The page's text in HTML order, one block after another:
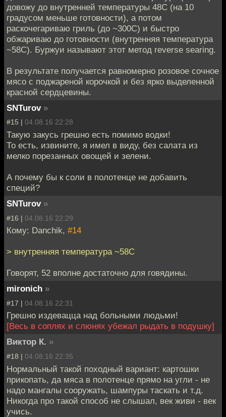
довожу до внутренней температуры 48C (на 10
градусом меньше готовности), а потом
раскочегариваю гриль (до ~300C) и быстро
обжариваю до готовности (внутренняя температура
~58C). Буржуи называют этот метод reverse searing.
В результате получается равномерно розовое сочное
мясо с поджареной корочкой и без ярко выделенной
красной сердцевины.
SNTurov »
#15 | 04.08.16 22:28
Такую закусь грешно есть помимо водки!
То есть, извините, я имел в виду, без салата из
мелко порезанных овощей и зелени.
А почему бы к соли в полотенце не добавить
специй?
SNTurov »
#16 | 04.08.16 22:29
Кому: Danchik, #14
> внутренняя температура ~58C
Говорят, 52 вполне достаточно для говядины.
mironich »
#17 | 04.08.16 22:31
Грешно издевацца над больными людьми!
[Весь в соплях и слюнях убежал рыдать в подушку]
Виктор К. »
#18 | 04.08.16 22:35
Нормальный такой походный вариант: картошки
прикопать, да мяса в полотенце прямо на угли - не
надо мангалы сооружать, шампуры таскать и т.д.
Никогда про такой способ не слышал, век живи - век
учись.